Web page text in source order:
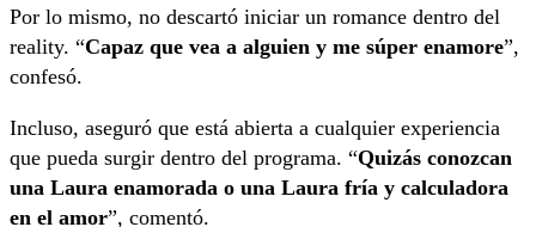
Por lo mismo, no descartó iniciar un romance dentro del
reality. “Capaz que vea a alguien y me súper enamore”,
confesó.
Incluso, aseguró que está abierta a cualquier experiencia
que pueda surgir dentro del programa. “Quizás conozcan
una Laura enamorada o una Laura fría y calculadora
en el amor”, comentó.